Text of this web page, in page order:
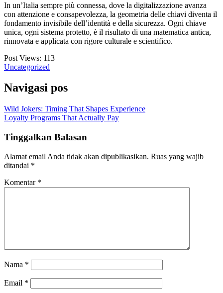
In un’Italia sempre più connessa, dove la digitalizzazione avanza
con attenzione e consapevolezza, la geometria delle chiavi diventa il
fondamento invisibile dell’identità e della sicurezza. Ogni chiave
unica, ogni sistema protetto, è il risultato di una matematica antica,
rinnovata e applicata con rigore culturale e scientifico.
Post Views: 113
Uncategorized
Navigasi pos
Wild Jokers: Timing That Shapes Experience
Loyalty Programs That Actually Pay
Tinggalkan Balasan
Alamat email Anda tidak akan dipublikasikan. Ruas yang wajib
ditandai *
Komentar *
Nama *
Email *